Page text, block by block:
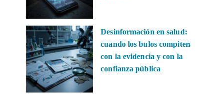
Desinformación en salud:
cuando los bulos compiten
con la evidencia y con la
confianza pública